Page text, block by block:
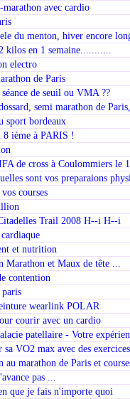
marathon avec cardio
du menton, hiver encore
kilos en 1 semaine...........
electro
de Paris
de seuil ou VMA ??
semi marathon de
sport bordeaux
8 ième à PARIS !
de cross à Coulommiers le
sont vos preparaions
courses
Trail 2008 H--i H--i
et nutrition
Marathon et Maux de tête ...
contention
wearlink POLAR
courir avec un cardio
patellaire - Votre
sa VO2 max avec des
au marathon de Paris et
pas ...
que je fais n'importe quoi